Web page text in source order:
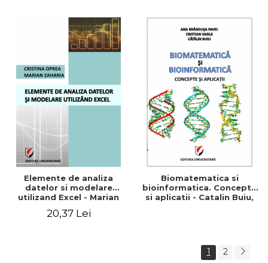
Elemente de analiza
datelor si modelare
utilizand Excel - Marian
20,37 Lei
Biomatematica si
bioinformatica. Concepte
si aplicatii - Catalin Buiu,
1 2